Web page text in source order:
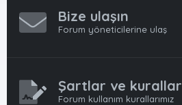
Bize ulaşın
Forum yöneticilerine ulaş
Şartlar ve kurallar
Forum kullanım kurallarımız